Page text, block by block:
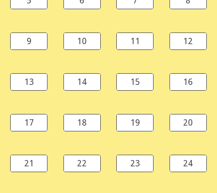
9 10 11 12
13 14 15 16
17 18 19 20
21 22 23 24